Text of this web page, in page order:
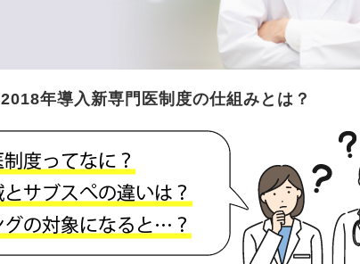
2018年導入新専門医制度の仕組みとは？